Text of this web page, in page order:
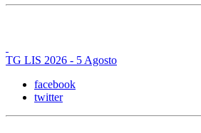
TG LIS 2026 - 5 Agosto
facebook
twitter